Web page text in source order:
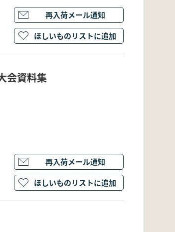
再入荷メール通知
ほしいものリストに追加
会資料集
再入荷メール通知
ほしいものリストに追加